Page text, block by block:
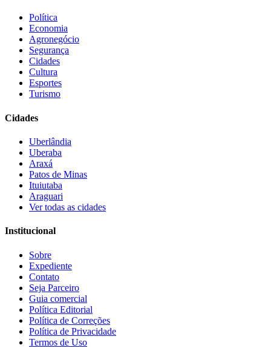
Política
Economia
Agronegócio
Segurança
Cidades
Cultura
Esportes
Turismo
Cidades
Uberlândia
Uberaba
Araxá
Patos de Minas
Ituiutaba
Araguari
Ver todas as cidades
Institucional
Sobre
Expediente
Contato
Seja Parceiro
Guia comercial
Política Editorial
Política de Correções
Política de Privacidade
Termos de Uso